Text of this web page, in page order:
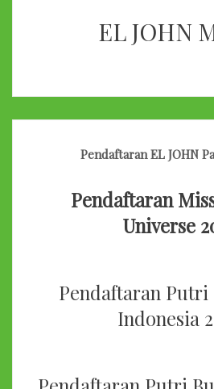
EL JOHN
Pendaftaran EL JOHN
Pendaftaran
Universe
Pendaftaran Putri
Indonesia